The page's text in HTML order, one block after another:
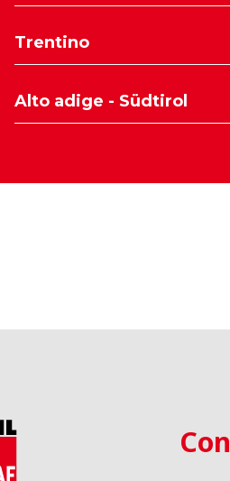
Treviso
Verona
Vicenza
Udine
Gorizia
Trentino
Trento
Alto adige - Südtirol